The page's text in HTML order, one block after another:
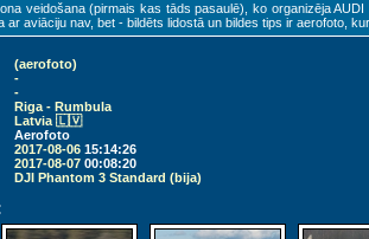
veidošana (pirmais kas tāds pasaulē), ko organizēja
ar aviāciju nav, bet - bildēts lidostā un bildes tips ir aerofoto,
(aerofoto)
-
-
Riga - Rumbula
Latvia 🇱🇻
Aerofoto
2017-08-0615:14:26
2017-08-0700:08:20
DJI Phantom 3 Standard (bija)